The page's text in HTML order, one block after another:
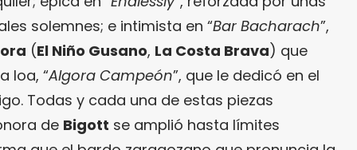
solemnes; e intimista en “Bar Bacharach”,
(El Niño Gusano, La Costa Brava) que
loa, “Algora Campeón”, que le dedicó en el
Todas y cada una de estas piezas
de Bigott se amplió hasta límites